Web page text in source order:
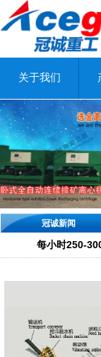
关于我们
冠诚新闻
每小时250-